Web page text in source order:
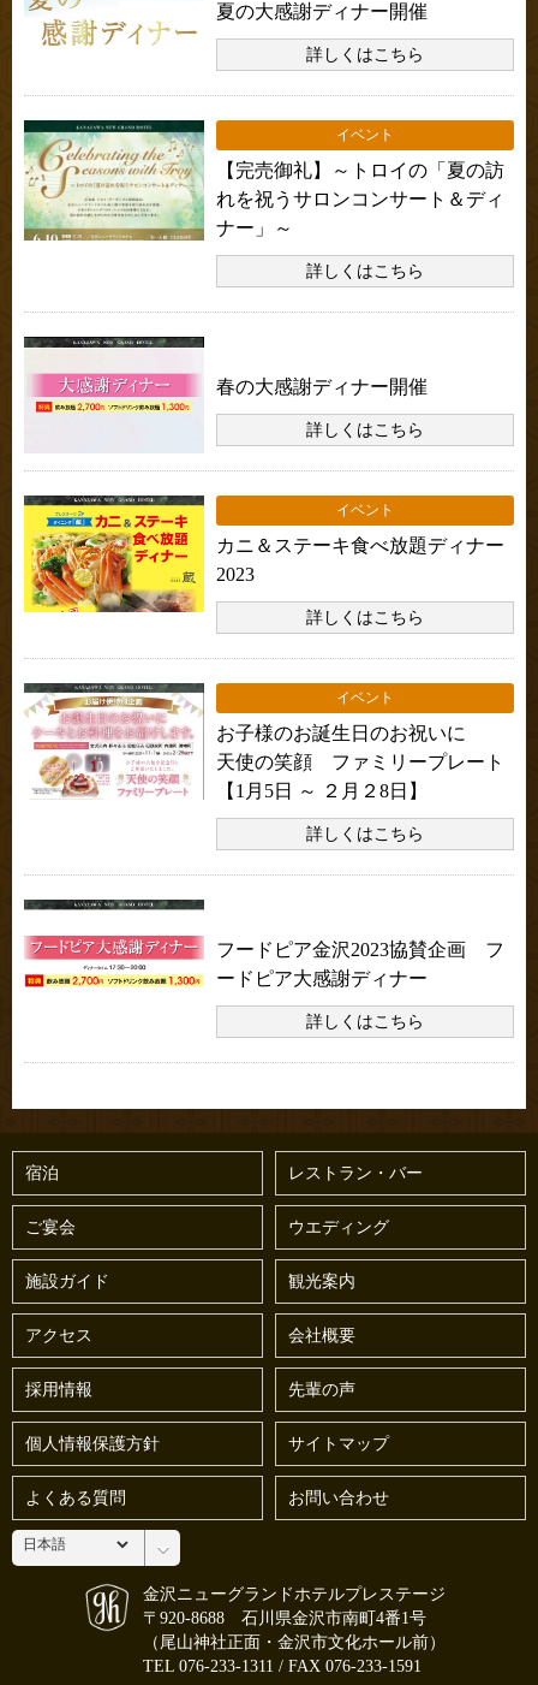
夏の大感謝ディナー開催
詳しくはこちら
イベント
【完売御礼】～トロイの「夏の訪
れを祝うサロンコンサート＆ディ
ナー」～
詳しくはこちら
春の大感謝ディナー開催
詳しくはこちら
イベント
カニ＆ステーキ食べ放題ディナー
2023
詳しくはこちら
イベント
お子様のお誕生日のお祝いに
天使の笑顔 ファミリープレート
【1月5日 ～ ２月２8日】
詳しくはこちら
フードピア金沢2023協賛企画 フ
ードピア大感謝ディナー
詳しくはこちら
宿泊 レストラン・バー
ご宴会 ウエディング
施設ガイド 観光案内
アクセス 会社概要
採用情報 先輩の声
個人情報保護方針 サイトマップ
よくある質問 お問い合わせ
金沢ニューグランドホテルプレステージ
〒920-8688 石川県金沢市南町4番1号
（尾山神社正面・金沢市文化ホール前）
TEL 076-233-1311 / FAX 076-233-1591